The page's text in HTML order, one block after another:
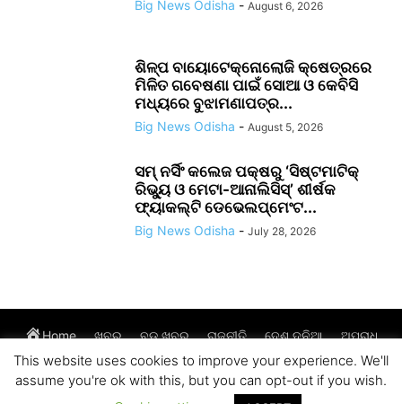
Big News Odisha - August 6, 2026
ଶିଳ୍ପ ବାୟୋଟେକ୍ନୋଲୋଜି କ୍ଷେତ୍ରରେ
ମିଳିତ ଗବେଷଣା ପାଇଁ ସୋଆ ଓ କେବିସି
ମଧ୍ୟରେ ବୁଝାମଣାପତ୍ର...
Big News Odisha - August 5, 2026
ସମ୍ ନର୍ସିଂ କଲେଜ ପକ୍ଷରୁ ‘ସିଷ୍ଟମାଟିକ୍
ରିଭ୍ୟୁ ଓ ମେଟା-ଆନାଲିସିସ୍‌’ ଶୀର୍ଷକ
ଫ୍ୟାକଲ୍ଟି ଡେଭେଲପ୍‌ମେଂଟ...
Big News Odisha - July 28, 2026
Home ଖବର ବଡ଼ ଖବର ରାଜନୀତି ଦେଶ ଦୁନିଆ ଅପରାଧ
ଆମ ସମାଜ ଜୀବନଚର୍ଯ୍ୟା
This website uses cookies to improve your experience. We'll
assume you're ok with this, but you can opt-out if you wish.